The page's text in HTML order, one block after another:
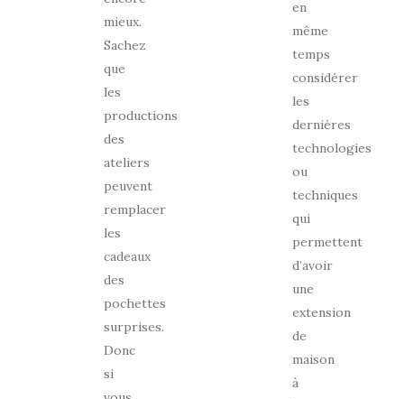
mieux.
Sachez
que
les
productions
des
ateliers
peuvent
remplacer
les
cadeaux
des
pochettes
surprises.
Donc
si
en
même
temps
considérer
les
dernières
technologies
ou
techniques
qui
permettent
d’avoir
une
extension
de
maison
à